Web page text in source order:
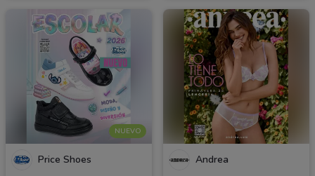
NUEVO
Price Shoes Andrea